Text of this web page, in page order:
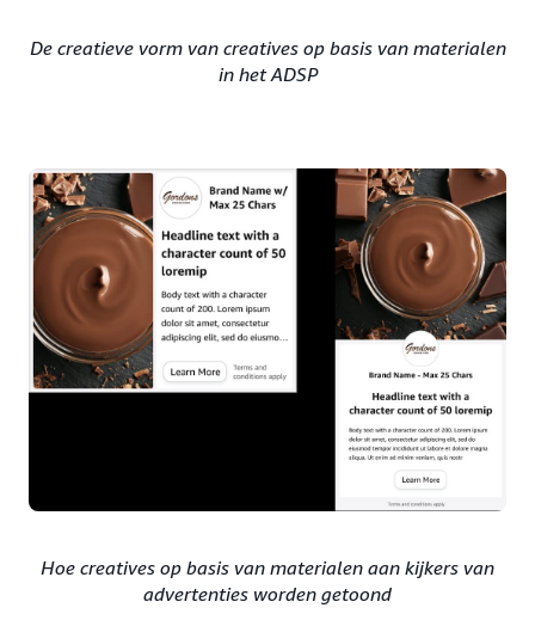
De creatieve vorm van creatives op basis van materialen
in het ADSP
Hoe creatives op basis van materialen aan kijkers van
advertenties worden getoond